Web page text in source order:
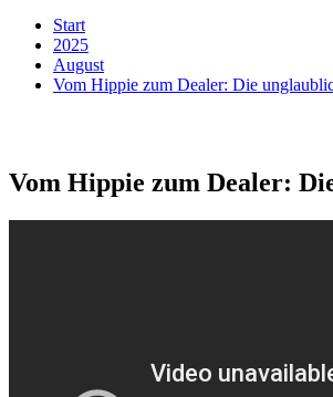
Start
2025
August
Vom Hippie zum Dealer: Die
Vom Hippie zum Dealer: